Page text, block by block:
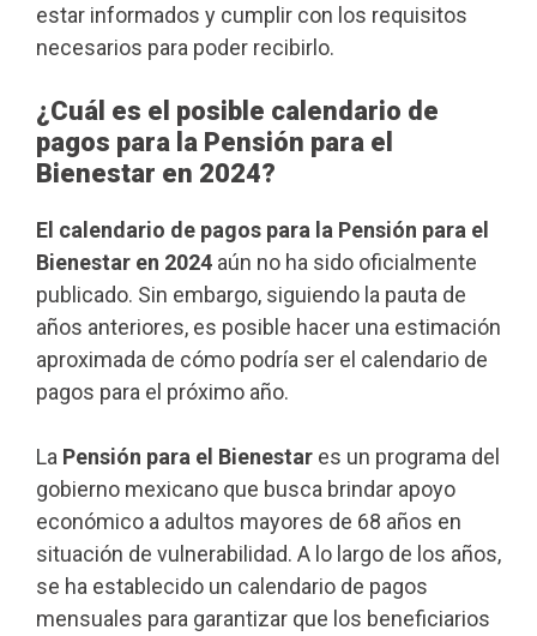
estar informados y cumplir con los requisitos
necesarios para poder recibirlo.
¿Cuál es el posible calendario de
pagos para la Pensión para el
Bienestar en 2024?
El calendario de pagos para la Pensión para el
Bienestar en 2024 aún no ha sido oficialmente
publicado. Sin embargo, siguiendo la pauta de
años anteriores, es posible hacer una estimación
aproximada de cómo podría ser el calendario de
pagos para el próximo año.
La Pensión para el Bienestar es un programa del
gobierno mexicano que busca brindar apoyo
económico a adultos mayores de 68 años en
situación de vulnerabilidad. A lo largo de los años,
se ha establecido un calendario de pagos
mensuales para garantizar que los beneficiarios